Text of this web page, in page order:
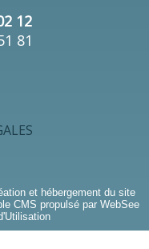
12
81
et hébergement du site
CMS propulsé par WebSee